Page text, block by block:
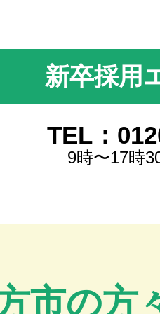
新卒採用
TEL：
9時〜17時
市の方